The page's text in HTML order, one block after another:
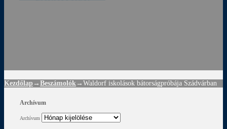
Kezdőlap → Beszámolók → Waldorf iskolások bátorságpróbája Szádvárban
Archívum
Archívum